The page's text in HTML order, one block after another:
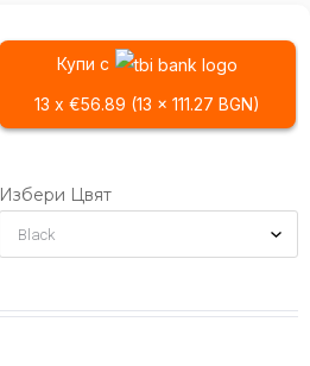
Купи с
13 x €56.89 (13 x 111.27 BGN)
Избери Цвят